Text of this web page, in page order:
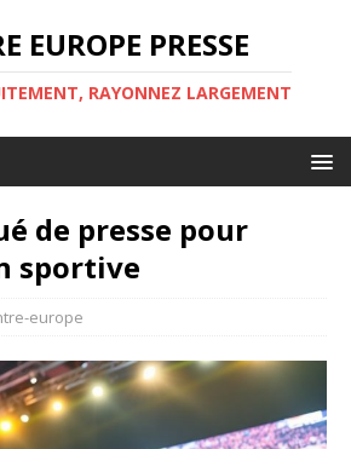
EUROPE PRESSE
RAYONNEZ LARGEMENT
de presse pour
sportive
europe